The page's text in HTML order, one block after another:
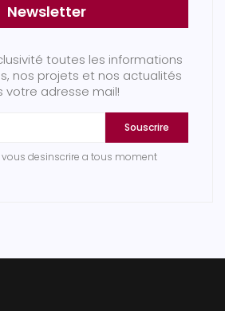
Newsletter
toutes les informations
nos projets et nos actualités
votre adresse mail!
Souscrire
desinscrire a tous moment